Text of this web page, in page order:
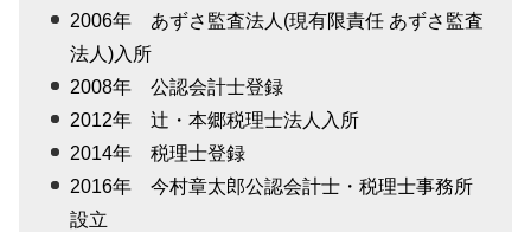
2006年 あずさ監査法人(現有限責任 あずさ監査
法人)入所
2008年 公認会計士登録
2012年 辻・本郷税理士法人入所
2014年 税理士登録
2016年 今村章太郎公認会計士・税理士事務所
設立